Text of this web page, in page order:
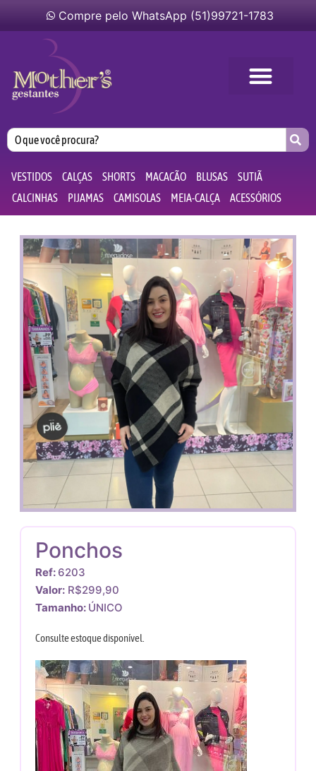
Compre pelo WhatsApp (51)99721-1783
VESTIDOS CALÇAS SHORTS MACACÃO BLUSAS
SUTIÃ
CALCINHAS
PIJAMAS CAMISOLAS MEIA-CALÇA ACESSÓRIOS
Ponchos
Ref: 6203
Valor: R$299,90
Tamanho: ÚNICO
Consulte estoque disponível.